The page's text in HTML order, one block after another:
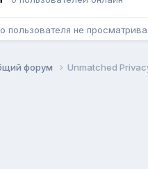
пользователя не
форум Unmatched